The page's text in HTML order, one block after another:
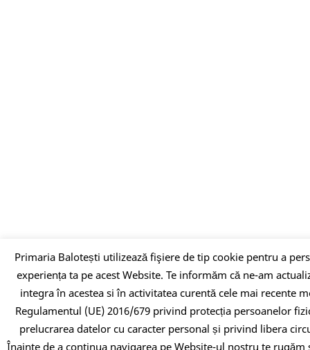
Primaria Balotești utilizează fişiere de tip cookie pentru a
experiența ta pe acest Website. Te informăm că ne-am
integra în acestea si în activitatea curentă cele mai recente
Regulamentul (UE) 2016/679 privind protecția persoanelor
prelucrarea datelor cu caracter personal și privind libera
Înainte de a continua navigarea pe Website-ul nostru te rugăm